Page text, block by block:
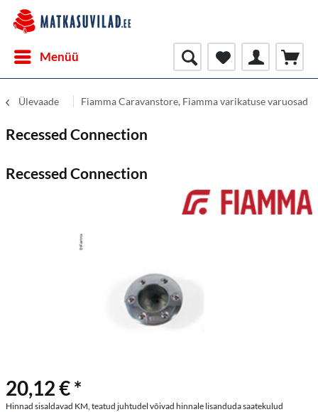
Menüü
Ülevaade Fiamma Caravanstore, Fiamma varikatuse varuosad
Recessed Connection
Recessed Connection
20,12 € *
Hinnad sisaldavad KM, teatud juhtudel võivad hinnale lisanduda saatekulud